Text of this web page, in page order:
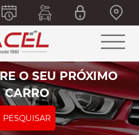
O SEU PRÓXIMO
CARRO
PESQUISAR